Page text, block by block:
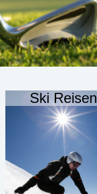
Ski Reisen